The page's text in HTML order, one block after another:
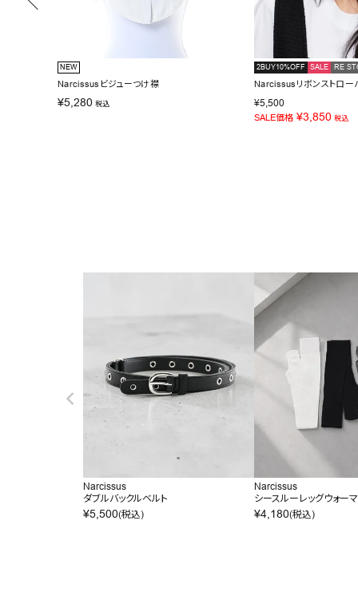
NEW
Narcissusビジューつけ襟
¥5,280 税込
2BUY10%OFF SALE RE
Narcissusリボンストロー
¥5,500
SALE価格 ¥3,850 税込
Narcissus
ダブルバックルベルト
¥5,500(税込)
Narcissus
シースルーレッグウォー
¥4,180(税込)